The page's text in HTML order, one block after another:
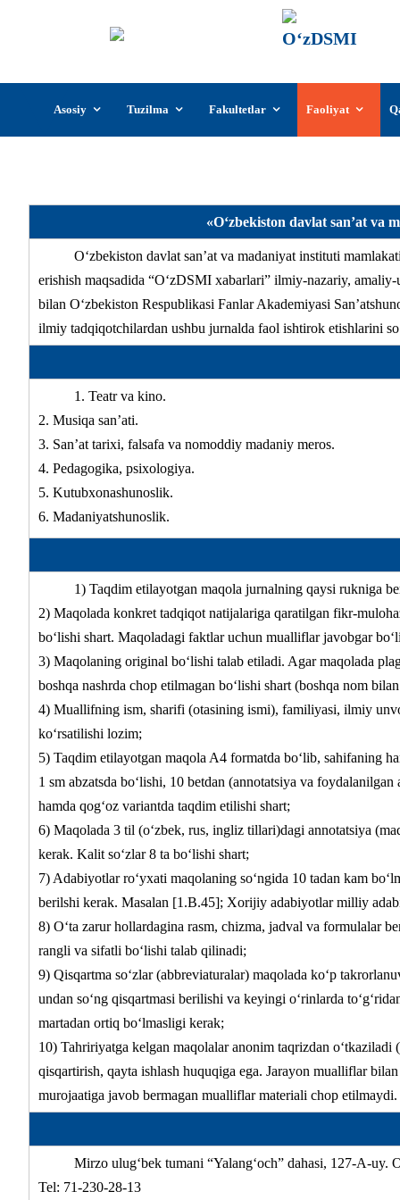
content
Asosiy Tuzilma Fakultetlar Faoliyat
«О‘zbekiston davlat san’at va
О‘zbekiston davlat san’at va madaniyat instituti
erishish maqsadida “О‘zDSMI xabarlari” ilmiy-nazariy,
bilan О‘zbekiston Respublikasi Fanlar Akademiyasi
ilmiy tadqiqotchilardan ushbu jurnalda faol ishtirok etishlarini
1. Teatr va kino.
2. Musiqa san’ati.
3. San’at tarixi, falsafa va nomoddiy madaniy meros.
4. Pedagogika, psixologiya.
5. Kutubxonashunoslik.
6. Madaniyatshunoslik.
1) Taqdim etilayotgan maqola jurnalning qaysi rukniga
2) Maqolada konkret tadqiqot natijalariga qaratilgan fikr-
bо‘lishi shart. Maqoladagi faktlar uchun mualliflar javobgar
3) Maqolaning original bо‘lishi talab etiladi. Agar maqolada
boshqa nashrda chop etilmagan bо‘lishi shart (boshqa nom
4) Muallifning ism, sharifi (otasining ismi), familiyasi, ilmiy
kо‘rsatilishi lozim;
5) Taqdim etilayotgan maqola A4 formatda bо‘lib, sahifaning
1 sm abzatsda bо‘lishi, 10 betdan (annotatsiya va
hamda qog‘oz variantda taqdim etilishi shart;
6) Maqolada 3 til (о‘zbek, rus, ingliz tillari)dagi annotatsiya
kerak. Kalit sо‘zlar 8 ta bо‘lishi shart;
7) Adabiyotlar rо‘yxati maqolaning sо‘ngida 10 tadan kam
berilshi kerak. Masalan [1.B.45]; Xorijiy adabiyotlar milliy
8) О‘ta zarur hollardagina rasm, chizma, jadval va formulalar
rangli va sifatli bо‘lishi talab qilinadi;
9) Qisqartma sо‘zlar (abbreviaturalar) maqolada kо‘p
undan sо‘ng qisqartmasi berilishi va keyingi о‘rinlarda
martadan ortiq bо‘lmasligi kerak;
10) Tahririyatga kelgan maqolalar anonim taqrizdan
qisqartirish, qayta ishlash huquqiga ega. Jarayon mualliflar
murojaatiga javob bermagan mualliflar materiali chop etilmaydi.
Mirzo ulug‘bek tumani “Yalang‘och” dahasi, 127-A-
Tel: 71-230-28-13